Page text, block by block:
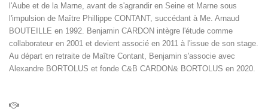
l'Aube et de la Marne, avant de s'agrandir en Seine et Marne sous
l'impulsion de Maître Phillippe CONTANT, succédant à Me. Arnaud
BOUTEILLE en 1992. Benjamin CARDON intègre l'étude comme
collaborateur en 2001 et devient associé en 2011 à l'issue de son stage.
Au départ en retraite de Maître Contant, Benjamin s'associe avec
Alexandre BORTOLUS et fonde C&B CARDON& BORTOLUS en 2020.